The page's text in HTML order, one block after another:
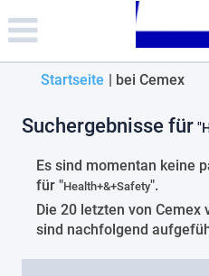
note:
This
website
includes
accessibility
system.
Startseite | bei Cemex
Suchergebnisse für
Es sind momentan keine
für "Health+&+Safety".
Die 20 letzten von
sind nachfolgend